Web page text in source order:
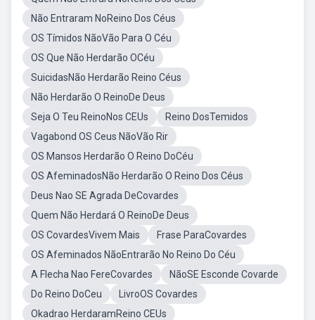
Não Entraram NoReino Dos Céus
OS Tímidos NãoVão Para O Céu
OS Que Não Herdarão OCéu
SuicidasNão Herdarão Reino Céus
Não Herdarão O ReinoDe Deus
Seja O Teu ReinoNos CEUs
Reino DosTemidos
Vagabond OS Ceus NãoVão Rir
OS Mansos Herdarão O Reino DoCéu
OS AfeminadosNão Herdarão O Reino Dos Céus
Deus Nao SE Agrada DeCovardes
Quem Não Herdará O ReinoDe Deus
OS CovardesVivem Mais
Frase ParaCovardes
OS Afeminados NãoEntrarão No Reino Do Céu
A Flecha Nao FereCovardes
NãoSE Esconde Covarde
Do Reino DoCeu
LivroOS Covardes
Okadrao HerdaramReino CEUs